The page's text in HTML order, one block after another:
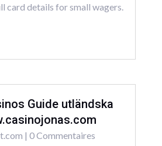
card details for small wagers.
Guide utländska
| 0 Commentaires